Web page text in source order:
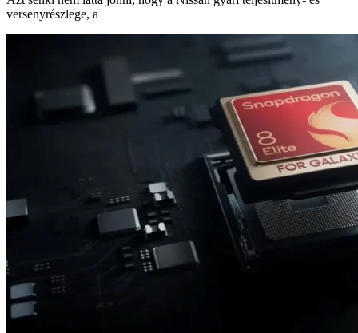
versenyrészlege, a